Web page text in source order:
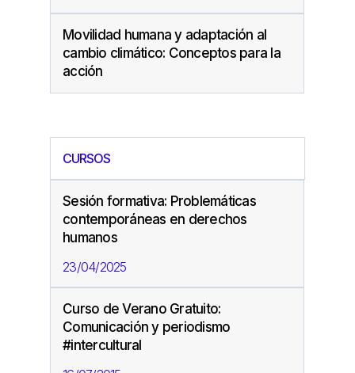
Movilidad humana y adaptación al
cambio climático: Conceptos para la
acción
CURSOS
Sesión formativa: Problemáticas
contemporáneas en derechos
humanos
23/04/2025
Curso de Verano Gratuito:
Comunicación y periodismo
#intercultural